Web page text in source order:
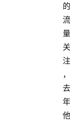
的
流
量
关
注
，
去
年
他